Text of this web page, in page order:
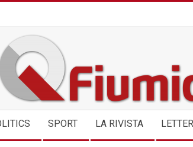
SPORT LA RIVISTA